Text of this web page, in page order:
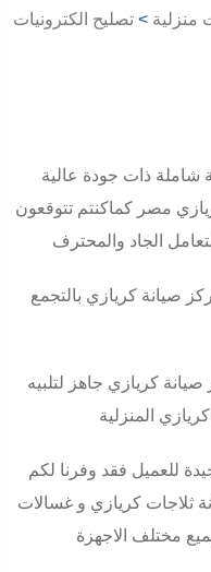
منزلية > تصليح الكترونيات
شاملة ذات جودة عالية
مصر كماكنتم تتوقعون
الجاد والمحترف
صيانة كريازي بالتجمع
كريازي جاهز لتلبيه
المنزلية
للعميل فقد وفرنا لكم
ثلاجات كريازي و غسالات
مختلف الاجهزة